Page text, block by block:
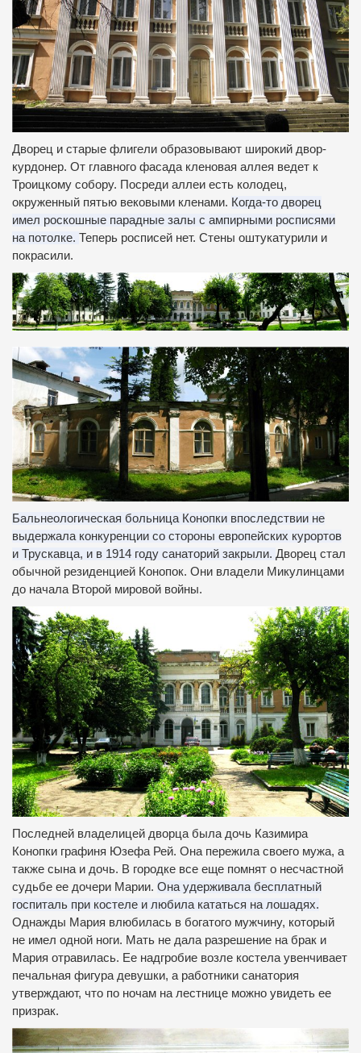
Дворец и старые флигели образовывают широкий двор-
курдонер. От главного фасада кленовая аллея ведет к
Троицкому собору. Посреди аллеи есть колодец,
окруженный пятью вековыми кленами. Когда-то дворец
имел роскошные парадные залы с ампирными росписями
на потолке. Теперь росписей нет. Стены оштукатурили и
покрасили.
Бальнеологическая больница Конопки впоследствии не
выдержала конкуренции со стороны европейских курортов
и Трускавца, и в 1914 году санаторий закрыли. Дворец стал
обычной резиденцией Конопок. Они владели Микулинцами
до начала Второй мировой войны.
Последней владелицей дворца была дочь Казимира
Конопки графиня Юзефа Рей. Она пережила своего мужа, а
также сына и дочь. В городке все еще помнят о несчастной
судьбе ее дочери Марии. Она удерживала бесплатный
госпиталь при костеле и любила кататься на лошадях.
Однажды Мария влюбилась в богатого мужчину, который
не имел одной ноги. Мать не дала разрешение на брак и
Мария отравилась. Ее надгробие возле костела увенчивает
печальная фигура девушки, а работники санатория
утверждают, что по ночам на лестнице можно увидеть ее
призрак.